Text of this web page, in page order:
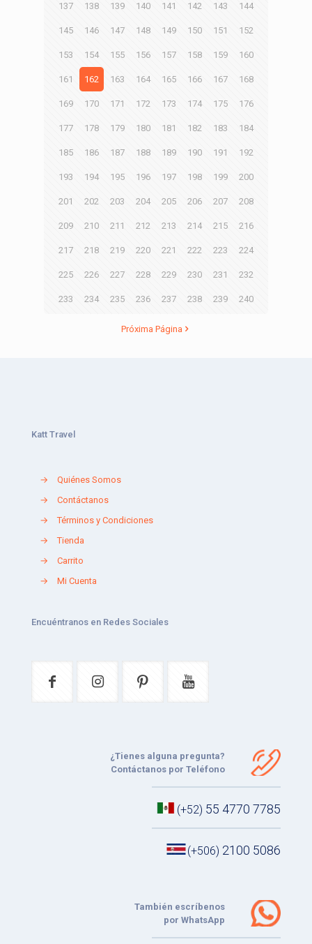
137 138 139 140 141 142 143 144
145 146 147 148 149 150 151 152
153 154 155 156 157 158 159 160
161 162 163 164 165 166 167 168
169 170 171 172 173 174 175 176
177 178 179 180 181 182 183 184
185 186 187 188 189 190 191 192
193 194 195 196 197 198 199 200
201 202 203 204 205 206 207 208
209 210 211 212 213 214 215 216
217 218 219 220 221 222 223 224
225 226 227 228 229 230 231 232
233 234 235 236 237 238 239 240
Próxima Página
Katt Travel
→
Quiénes Somos
→
Contáctanos
→
Términos y Condiciones
→
Tienda
→
Carrito
→
Mi Cuenta
Encuéntranos en Redes Sociales
¿Tienes alguna pregunta?
Contáctanos por Teléfono
(+52) 55 4770 7785
(+506) 2100 5086
También escríbenos
por WhatsApp